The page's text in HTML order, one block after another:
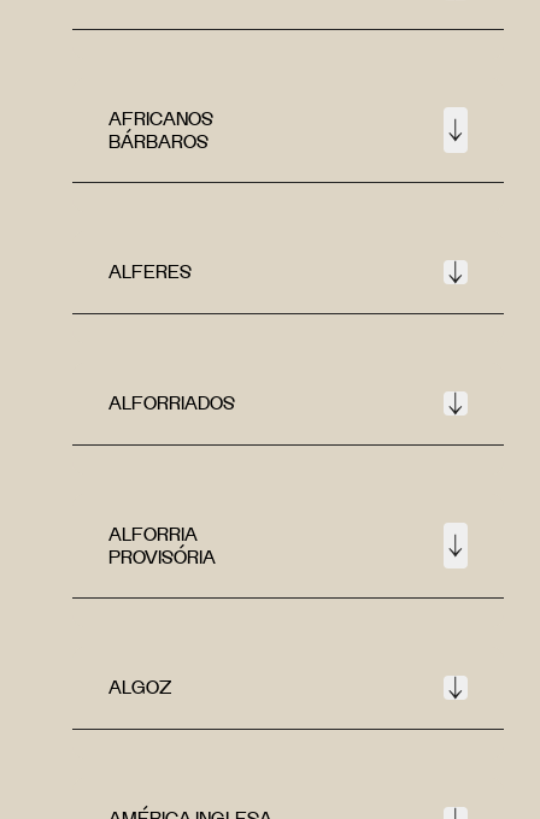
AFRICANOS
BÁRBAROS
ALFERES
ALFORRIADOS
ALFORRIA
PROVISÓRIA
ALGOZ